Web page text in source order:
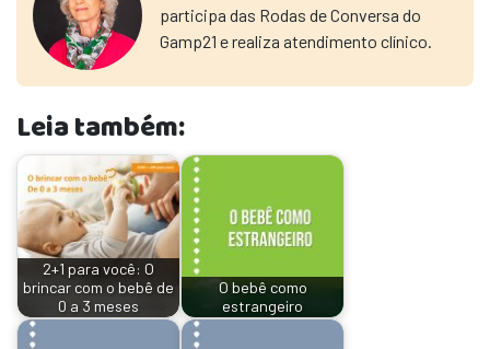
participa das Rodas de Conversa do
Gamp21 e realiza atendimento clínico.
Leia também:
2+1 para você: O
brincar com o bebê de
0 a 3 meses
O bebê como
estrangeiro